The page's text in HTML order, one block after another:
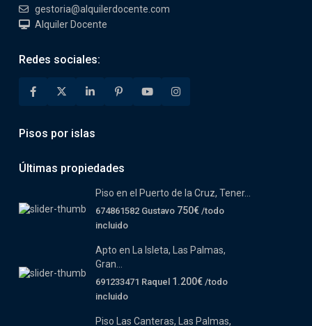
gestoria@alquilerdocente.com
Alquiler Docente
Redes sociales:
Pisos por islas
Últimas propiedades
Piso en el Puerto de la Cruz, Tener...
674861582 Gustavo 750€ /todo
incluido
Apto en La Isleta, Las Palmas,
Gran...
691233471 Raquel 1.200€ /todo
incluido
Piso Las Canteras, Las Palmas,